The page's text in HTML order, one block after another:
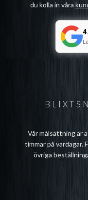
Vår målsättning är
timmar på vardagar.
övriga
du kolla in våra